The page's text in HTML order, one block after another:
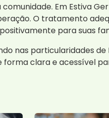
Em Estiva
O tratamento
para suas
nas particularidades de
clara e acessível